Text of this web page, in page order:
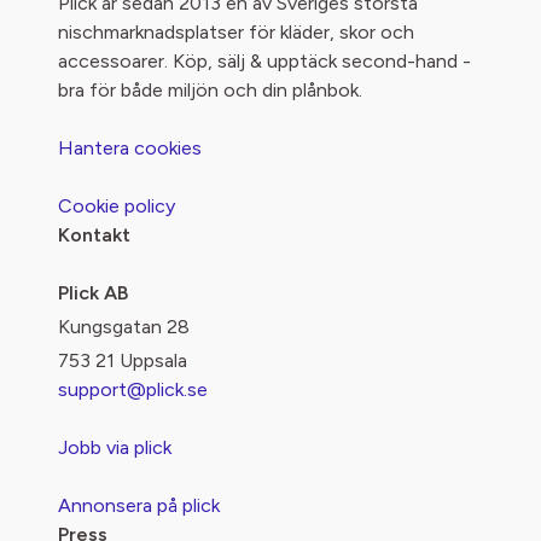
nischmarknadsplatser för kläder, skor och
accessoarer. Köp, sälj & upptäck second-hand -
bra för både miljön och din plånbok.
Hantera cookies
Cookie policy
Kontakt
Plick AB
Kungsgatan 28
753 21 Uppsala
support@plick.se
Jobb via plick
Annonsera på plick
Press